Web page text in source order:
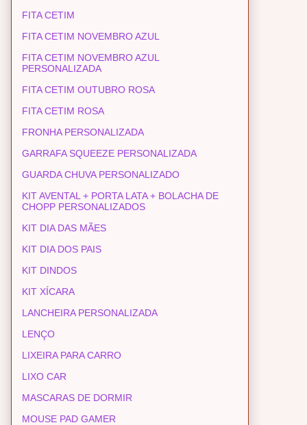
FITA CETIM
FITA CETIM NOVEMBRO AZUL
FITA CETIM NOVEMBRO AZUL
PERSONALIZADA
FITA CETIM OUTUBRO ROSA
FITA CETIM ROSA
FRONHA PERSONALIZADA
GARRAFA SQUEEZE PERSONALIZADA
GUARDA CHUVA PERSONALIZADO
KIT AVENTAL + PORTA LATA + BOLACHA DE
CHOPP PERSONALIZADOS
KIT DIA DAS MÃES
KIT DIA DOS PAIS
KIT DINDOS
KIT XÍCARA
LANCHEIRA PERSONALIZADA
LENÇO
LIXEIRA PARA CARRO
LIXO CAR
MASCARAS DE DORMIR
MOUSE PAD GAMER